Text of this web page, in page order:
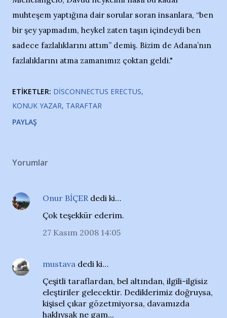
muhteşem yaptığına dair sorular soran insanlara, “ben
bir şey yapmadım, heykel zaten taşın içindeydi ben
sadece fazlalıklarını attım” demiş. Bizim de Adana’nın
fazlalıklarını atma zamanımız çoktan geldi."
ETIKETLER: DISCONNECTUS ERECTUS
KONUK YAZAR TARAFTAR
PAYLAŞ
Yorumlar
Onur BİÇER dedi ki…
Çok teşekkür ederim.
27 Kasım 2008 14:05
mustava dedi ki…
Çeşitli taraflardan, bel altından, ilgili-ilgisiz
eleştiriler gelecektir. Dediklerimiz doğruysa,
kişisel çıkar gözetmiyorsa, davamızda
haklıysak ne gam...